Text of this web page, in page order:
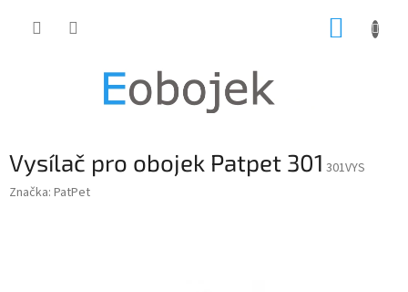
Vysílač pro obojek Patpet 301 301VYS
Značka: PatPet